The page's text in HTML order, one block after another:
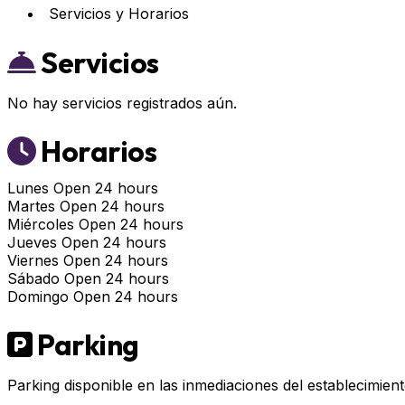
Servicios y Horarios
Servicios
No hay servicios registrados aún.
Horarios
Lunes Open 24 hours
Martes Open 24 hours
Miércoles Open 24 hours
Jueves Open 24 hours
Viernes Open 24 hours
Sábado Open 24 hours
Domingo Open 24 hours
Parking
Parking disponible en las inmediaciones del